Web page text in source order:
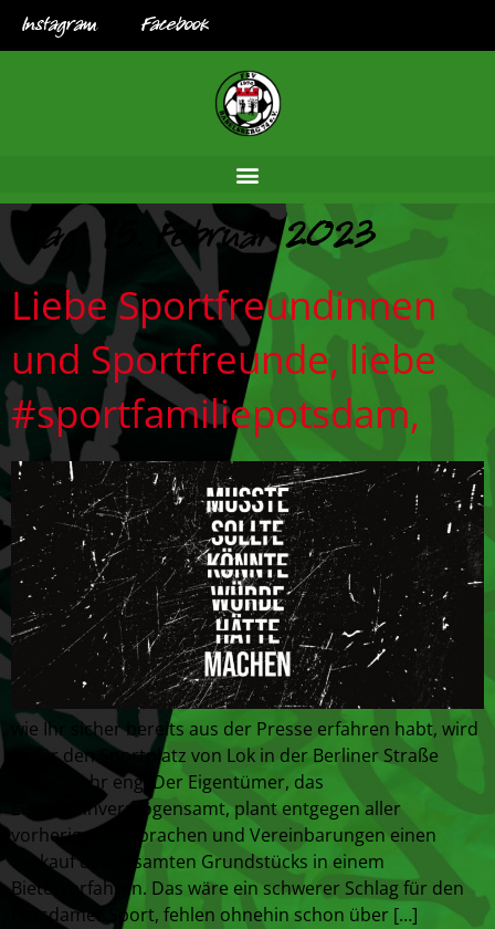
Instagram Facebook
Tag: 15. Februar 2023
Liebe Sportfreundinnen
und Sportfreunde, liebe
#sportfamiliepotsdam,
wie Ihr sicher bereits aus der Presse erfahren habt, wird
es für den Sportplatz von Lok in der Berliner Straße
aktuell sehr eng. Der Eigentümer, das
Eisenbahnvermögensamt, plant entgegen aller
vorherigen Absprachen und Vereinbarungen einen
Verkauf des gesamten Grundstücks in einem
Bieterverfahren. Das wäre ein schwerer Schlag für den
Potsdamer Sport, fehlen ohnehin schon über […]